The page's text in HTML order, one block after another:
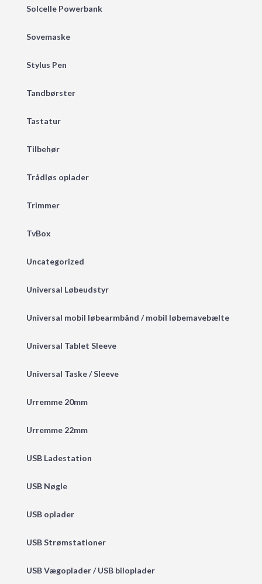
Solcelle Powerbank
Sovemaske
Stylus Pen
Tandbørster
Tastatur
Tilbehør
Trådløs oplader
Trimmer
TvBox
Uncategorized
Universal Løbeudstyr
Universal mobil løbearmbånd / mobil løbemavebælte
Universal Tablet Sleeve
Universal Taske / Sleeve
Urremme 20mm
Urremme 22mm
USB Ladestation
USB Nøgle
USB oplader
USB Strømstationer
USB Vægoplader / USB biloplader